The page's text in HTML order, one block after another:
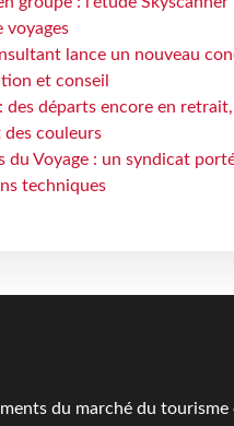
voyages
lance un nouveau
et conseil
des départs encore en
couleurs
du Voyage : un syndicat
techniques
du marché du